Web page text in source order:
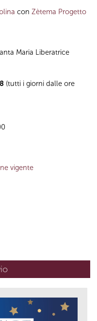
con Zètema Progetto
Maria Liberatrice
(tutti i giorni dalle ore
vigente